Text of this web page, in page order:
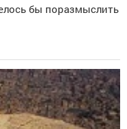
бы поразмыслить